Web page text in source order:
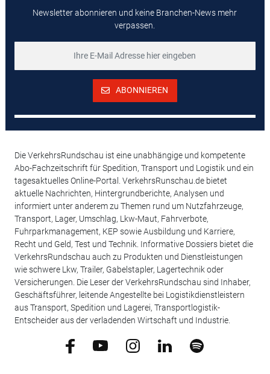
Newsletter abonnieren und keine Branchen-News mehr
verpassen.
ABONNIEREN
Die VerkehrsRundschau ist eine unabhängige und kompetente
Abo-Fachzeitschrift für Spedition, Transport und Logistik und ein
tagesaktuelles Online-Portal. VerkehrsRunschau.de bietet
aktuelle Nachrichten, Hintergrundberichte, Analysen und
informiert unter anderem zu Themen rund um Nutzfahrzeuge,
Transport, Lager, Umschlag, Lkw-Maut, Fahrverbote,
Fuhrparkmanagement, KEP sowie Ausbildung und Karriere,
Recht und Geld, Test und Technik. Informative Dossiers bietet die
VerkehrsRundschau auch zu Produkten und Dienstleistungen
wie schwere Lkw, Trailer, Gabelstapler, Lagertechnik oder
Versicherungen. Die Leser der VerkehrsRundschau sind Inhaber,
Geschäftsführer, leitende Angestellte bei Logistikdienstleistern
aus Transport, Spedition und Lagerei, Transportlogistik-
Entscheider aus der verladenden Wirtschaft und Industrie.